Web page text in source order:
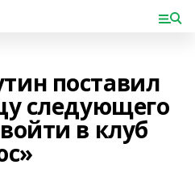
поставил
следующего
в клуб